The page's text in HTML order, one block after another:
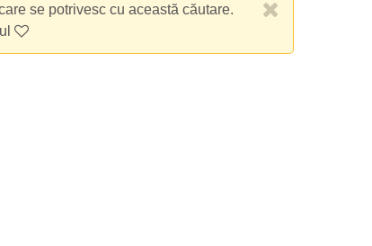
se potrivesc cu această căutare.